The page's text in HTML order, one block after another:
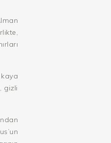
gizli